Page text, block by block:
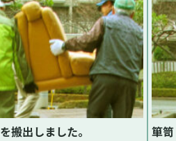
搬出しました。 箪